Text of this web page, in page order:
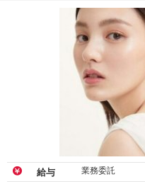
給与 業務委託